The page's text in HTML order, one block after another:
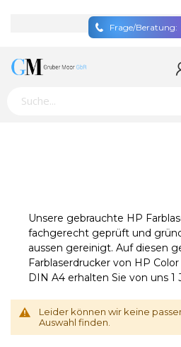
Frage/Beratung:
Unsere gebrauchte HP
fachgerecht geprüft und
aussen gereinigt. Auf diesen
Farblaserdrucker von HP
DIN A4 erhalten Sie von uns 1
Leider können wir keine
Auswahl finden.